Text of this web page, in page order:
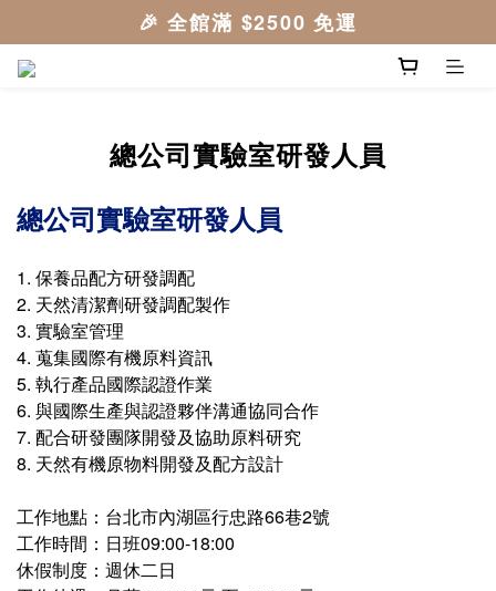
總公司實驗室研發人員
總公司實驗室研發人員
1. 保養品配方研發調配
2. 天然清潔劑研發調配製作
3. 實驗室管理
4. 蒐集國際有機原料資訊
5. 執行產品國際認證作業
6. 與國際生產與認證夥伴溝通協同合作
7. 配合研發團隊開發及協助原料研究
8. 天然有機原物料開發及配方設計
工作地點：台北市內湖區行忠路66巷2號
工作時間：日班09:00-18:00
休假制度：週休二日